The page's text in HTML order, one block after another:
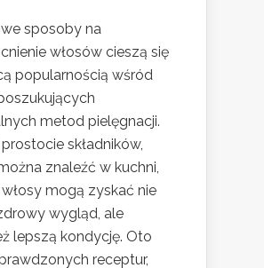
sposoby na
włosów cieszą się
popularnością wśród
metod pielęgnacji.
składników,
znaleźć w kuchni,
mogą zyskać nie
wygląd, ale
lepszą kondycję. Oto
receptur,